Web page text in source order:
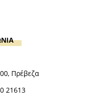
Πρέβεζα
21613